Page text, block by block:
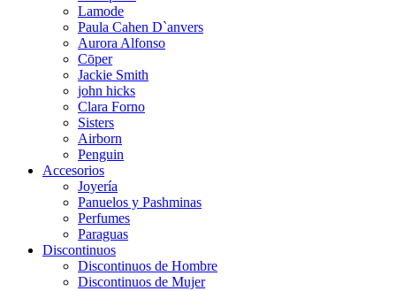
Lamode
Paula Cahen D`anvers
Aurora Alfonso
Cōper
Jackie Smith
john hicks
Clara Forno
Sisters
Airborn
Penguin
Accesorios
Joyería
Panuelos y Pashminas
Perfumes
Paraguas
Discontinuos
Discontinuos de Hombre
Discontinuos de Mujer